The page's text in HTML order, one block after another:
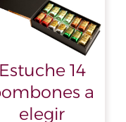
Estuche 14
a
elegir